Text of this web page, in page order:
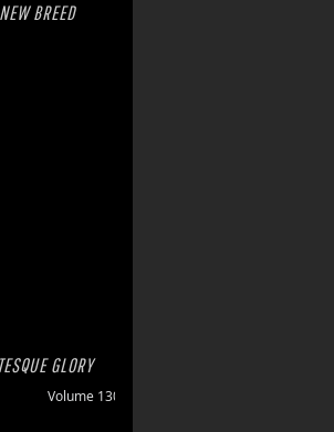
BREED
GLORY
Volume 130